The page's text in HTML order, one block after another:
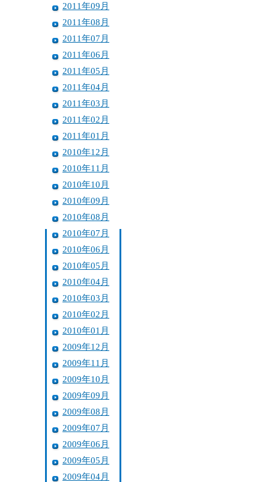
2011年09月
2011年08月
2011年07月
2011年06月
2011年05月
2011年04月
2011年03月
2011年02月
2011年01月
2010年12月
2010年11月
2010年10月
2010年09月
2010年08月
2010年07月
2010年06月
2010年05月
2010年04月
2010年03月
2010年02月
2010年01月
2009年12月
2009年11月
2009年10月
2009年09月
2009年08月
2009年07月
2009年06月
2009年05月
2009年04月